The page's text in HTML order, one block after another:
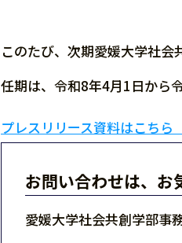
このたび、次期愛媛大学社会
任期は、令和8年4月1日から
プレスリリース資料はこちら
お問い合わせは、お
愛媛大学社会共創学部事